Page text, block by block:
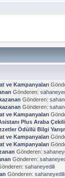
ve Kampanyaları
Gönderen:
Gönderen:
Gönderen:
ve Kampanyaları
Plus Araba
Ödüllü Bilgi
ve Kampanyaları
ve Kampanyaları
Gönderen:
Gönderen:
sahaneyedili
Gönderen: sahaneyedili